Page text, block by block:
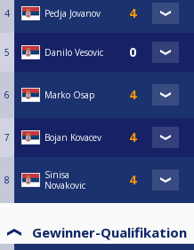
4 Pedja Jovanov
5 Danilo Vesovic
6 Marko Osap
7 Bojan Kovacev
8
Sinisa
Novakovic
Gewinner-Qualifikation